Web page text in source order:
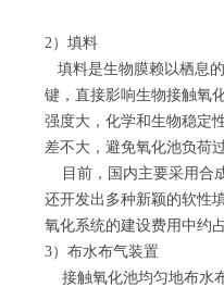
2）填料
填料是生物膜赖以栖息
键，直接影响生物接触氧
强度大，化学和生物稳定
差不大，避免氧化池负荷
目前，国内主要采用合
还开发出多种新颖的软性
氧化系统的建设费用中约
3）布水布气装置
接触氧化池均匀地布水